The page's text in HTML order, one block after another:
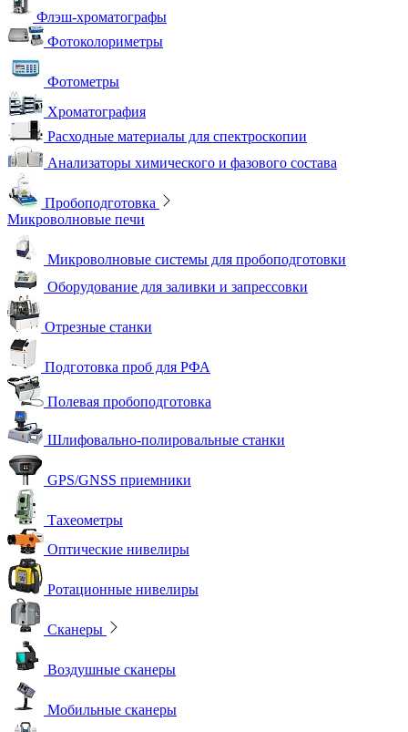
Флэш-хроматографы
Фотоколориметры
Фотометры
Хроматография
Расходные материалы для спектроскопии
Анализаторы химического и фазового состава
Пробоподготовка
Микроволновые печи
Микроволновые системы для пробоподготовки
Оборудование для заливки и запрессовки
Отрезные станки
Подготовка проб для РФА
Полевая пробоподготовка
Шлифовально-полировальные станки
GPS/GNSS приемники
Тахеометры
Оптические нивелиры
Ротационные нивелиры
Сканеры
Воздушные сканеры
Мобильные сканеры